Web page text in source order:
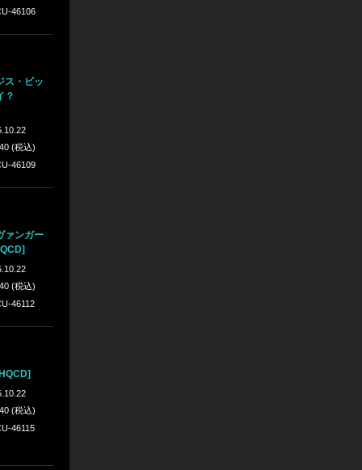
46106
ス・ビッ
？
(税込)
46109
ァンガー
(税込)
46112
(税込)
46115